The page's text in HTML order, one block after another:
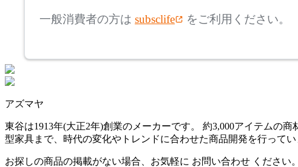
URNITURE
KOKUYO
コクヨ
~
一般消費者の方は subsclife をご利用ください。
アズマヤ
東谷は1913年(大正2年)創業のメーカーです。 約3,000アイテムの
型家具まで、時代の変化やトレンドに合わせた商品開発を行ってい
お探しの商品の掲載がない場合、お気軽に お問い合わせ ください。